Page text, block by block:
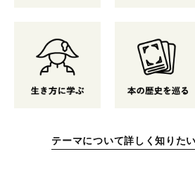
テーマについて詳しく知りた